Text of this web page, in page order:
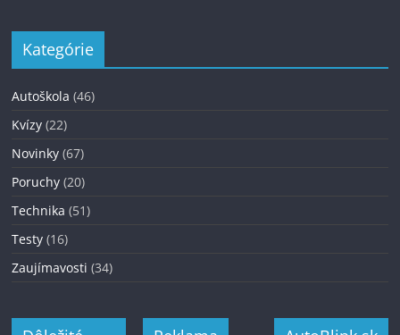
Kategórie
Autoškola (46)
Kvízy (22)
Novinky (67)
Poruchy (20)
Technika (51)
Testy (16)
Zaujímavosti (34)